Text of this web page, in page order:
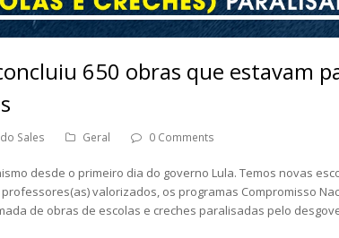
650 obras que estavam
Sales Geral 0 Comments
desde o primeiro dia do governo Lula. Temos novas
valorizados, os programas Compromisso
de obras de escolas e creches paralisadas pelo